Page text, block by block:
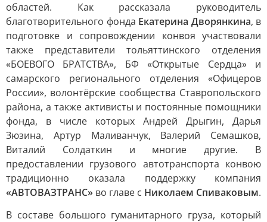
областей. Как рассказала руководитель
благотворительного фонда Екатерина Дворянкина, в
подготовке и сопровождении конвоя участвовали
также представители тольяттинского отделения
«БОЕВОГО БРАТСТВА», БФ «Открытые Сердца» и
самарского регионального отделения «Офицеров
России», волонтёрские сообщества Ставропольского
района, а также активисты и постоянные помощники
фонда, в числе которых Андрей Дрыгин, Дарья
Зюзина, Артур Маливанчук, Валерий Семашков,
Виталий Солдаткин и многие другие. В
предоставлении грузового автотранспорта конвою
традиционно оказала поддержку компания
«АВТОВАЗТРАНС» во главе с Николаем Спиваковым.
В составе большого гуманитарного груза, который